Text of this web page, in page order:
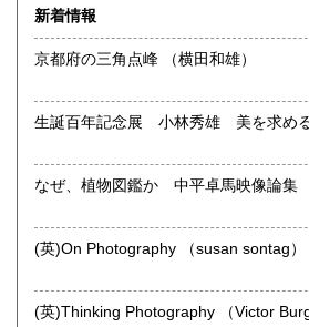
◆本の在庫について◆
当店に在庫している本はほぼ別棟倉庫
で、性急なお求めにはご対応致し兼ね
めになりたい場合は事前にご一報下さ
沿線名：-
最寄駅：-
新着情報
京都府の三角点峰 （横田和雄）
生誕百年記念展 小林秀雄 美を求め
なぜ、植物図鑑か 中平卓馬映像論集
(英)On Photography （susan sontag）
(英)Thinking Photography （